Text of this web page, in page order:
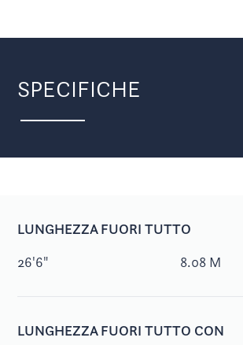
SPECIFICHE
LUNGHEZZA FUORI TUTTO
26'6" 8.08 M
LUNGHEZZA FUORI TUTTO CON